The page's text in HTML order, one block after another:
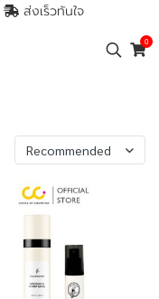
ส่งเร็วทันใจ
0
Recommended